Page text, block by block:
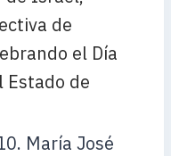
María José